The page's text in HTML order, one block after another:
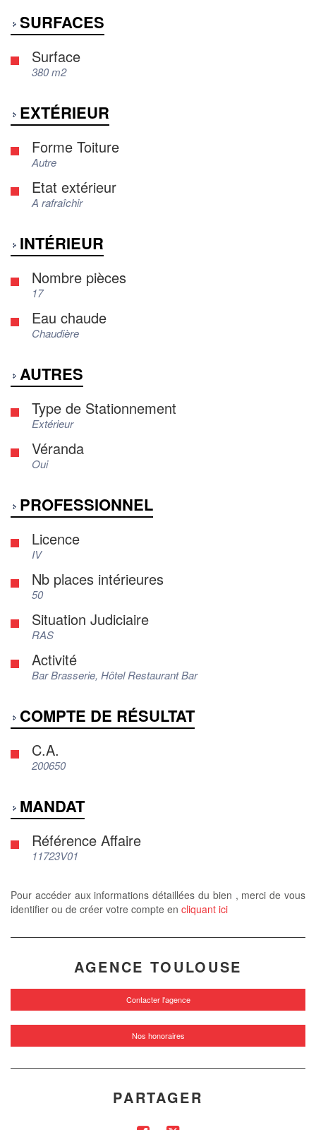
SURFACES
Surface
380 m2
EXTÉRIEUR
Forme Toiture
Autre
Etat extérieur
A rafraîchir
INTÉRIEUR
Nombre pièces
17
Eau chaude
Chaudière
AUTRES
Type de Stationnement
Extérieur
Véranda
Oui
PROFESSIONNEL
Licence
IV
Nb places intérieures
50
Situation Judiciaire
RAS
Activité
Bar Brasserie, Hôtel Restaurant Bar
COMPTE DE RÉSULTAT
C.A.
200650
MANDAT
Référence Affaire
11723V01
Pour accéder aux informations détaillées du bien , merci de vous
identifier ou de créer votre compte en cliquant ici
AGENCE TOULOUSE
Contacter l'agence
Nos honoraires
PARTAGER